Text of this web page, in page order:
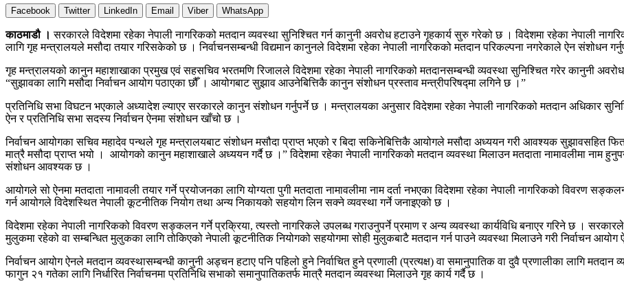
Facebook Twitter LinkedIn Email Viber WhatsApp
काठमाडौ । सरकारले विदेशमा रहेका नेपाली नागरिकको मतदान व्यवस्था सुनिश्चित गर्न कानुनी अवरोध हटाउने गृहकार्य सुरु गरेको छ । विदेशमा रहेका नेपाली
लागि गृह मन्त्रालयले मसौदा तयार गरिसकेको छ । निर्वाचनसम्बन्धी विद्यमान कानुनले विदेशमा रहेका नेपाली नागरिकको मतदान परिकल्पना नगरेकाले ऐन संशोधन
गृह मन्त्रालयको कानुन महाशाखाका प्रमुख एवं सहसचिव भरतमणि रिजालले विदेशमा रहेका नेपाली नागरिकको मतदानसम्बन्धी व्यवस्था सुनिश्चित गरेर कानुनी
“सुझावका लागि मसौदा निर्वाचन आयोग पठाएका छौँ । आयोगबाट सुझाव आउनेबित्तिकै कानुन संशोधन प्रस्ताव मन्त्रीपरिषद्मा लगिने छ ।”
प्रतिनिधि सभा विघटन भएकाले अध्यादेश ल्याएर सरकारले कानुन संशोधन गर्नुपर्ने छ । मन्त्रालयका अनुसार विदेशमा रहेका नेपाली नागरिकको मतदान अधिकार
ऐन र प्रतिनिधि सभा सदस्य निर्वाचन ऐनमा संशोधन खाँचो छ ।
निर्वाचन आयोगका सचिव महादेव पन्थले गृह मन्त्रालयबाट संशोधन मसौदा प्राप्त भएको र बिदा सकिनेबित्तिकै आयोगले मसौदा अध्ययन गरी आवश्यक सुझावसहित
मात्रै मसौदा प्राप्त भयो । आयोगको कानुन महाशाखाले अध्ययन गर्दै छ ।” विदेशमा रहेका नेपाली नागरिकको मतदान व्यवस्था मिलाउन मतदाता नामावलीमा नाम
संशोधन आवश्यक छ ।
आयोगले सो ऐनमा मतदाता नामावली तयार गर्ने प्रयोजनका लागि योग्यता पुगी मतदाता नामावलीमा नाम दर्ता नभएका विदेशमा रहेका नेपाली नागरिकको विवरण
गर्न आयोगले विदेशस्थित नेपाली कूटनीतिक नियोग तथा अन्य निकायको सहयोग लिन सक्ने व्यवस्था गर्ने जनाइएको छ ।
विदेशमा रहेका नेपाली नागरिकको विवरण सङ्कलन गर्ने प्रक्रिया, त्यस्तो नागरिकले उपलब्ध गराउनुपर्ने प्रमाण र अन्य व्यवस्था कार्यविधि बनाएर गरिने छ ।
मुलुकमा रहेको वा सम्बन्धित मुलुकका लागि तोकिएको नेपाली कूटनीतिक नियोगको सहयोगमा सोही मुलुकबाटै मतदान गर्न पाउने व्यवस्था मिलाउने गरी निर्वाचन आयोग
निर्वाचन आयोग ऐनले मतदान व्यवस्थासम्बन्धी कानुनी अड्चन हटाए पनि पहिलो हुने निर्वाचित हुने प्रणाली (प्रत्यक्ष) वा समानुपातिक वा दुवै प्रणालीका लागि
फागुन २१ गतेका लागि निर्धारित निर्वाचनमा प्रतिनिधि सभाको समानुपातिकतर्फ मात्रै मतदान व्यवस्था मिलाउने गृह कार्य गर्दै छ ।